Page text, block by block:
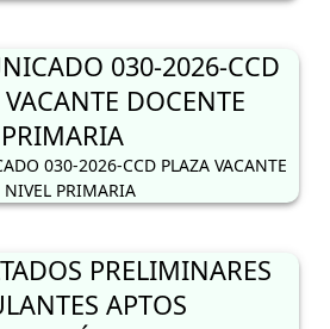
030-2026-CCD
DOCENTE
030-2026-CCD PLAZA VACANTE
NIVEL PRIMARIA
PRELIMINARES
APTOS